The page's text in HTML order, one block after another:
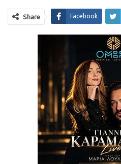
Share Facebook